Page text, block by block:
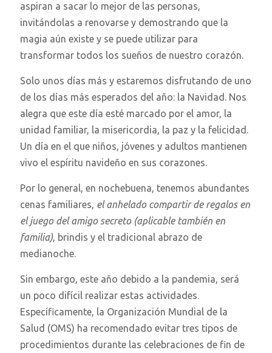
aspiran a sacar lo mejor de las personas,
invitándolas a renovarse y demostrando que la
magia aún existe y se puede utilizar para
transformar todos los sueños de nuestro corazón.
Solo unos días más y estaremos disfrutando de uno
de los días más esperados del año: la Navidad. Nos
alegra que este día esté marcado por el amor, la
unidad familiar, la misericordia, la paz y la felicidad.
Un día en el que niños, jóvenes y adultos mantienen
vivo el espíritu navideño en sus corazones.
Por lo general, en nochebuena, tenemos abundantes
cenas familiares, el anhelado compartir de regalos en
el juego del amigo secreto (aplicable también en
familia), brindis y el tradicional abrazo de
medianoche.
Sin embargo, este año debido a la pandemia, será
un poco difícil realizar estas actividades.
Específicamente, la Organización Mundial de la
Salud (OMS) ha recomendado evitar tres tipos de
procedimientos durante las celebraciones de fin de